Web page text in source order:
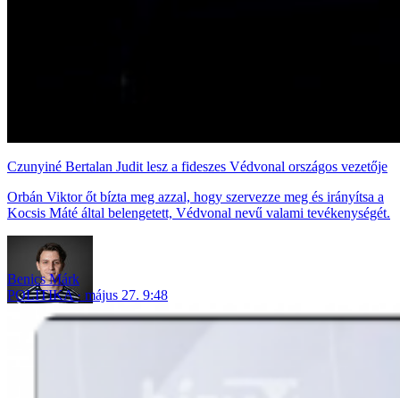
Czunyiné Bertalan Judit lesz a fideszes Védvonal országos vezetője
Orbán Viktor őt bízta meg azzal, hogy szervezze meg és irányítsa a
Kocsis Máté által belengetett, Védvonal nevű valami tevékenységét.
Benics Márk
POLITIKA
május 27. 9:48